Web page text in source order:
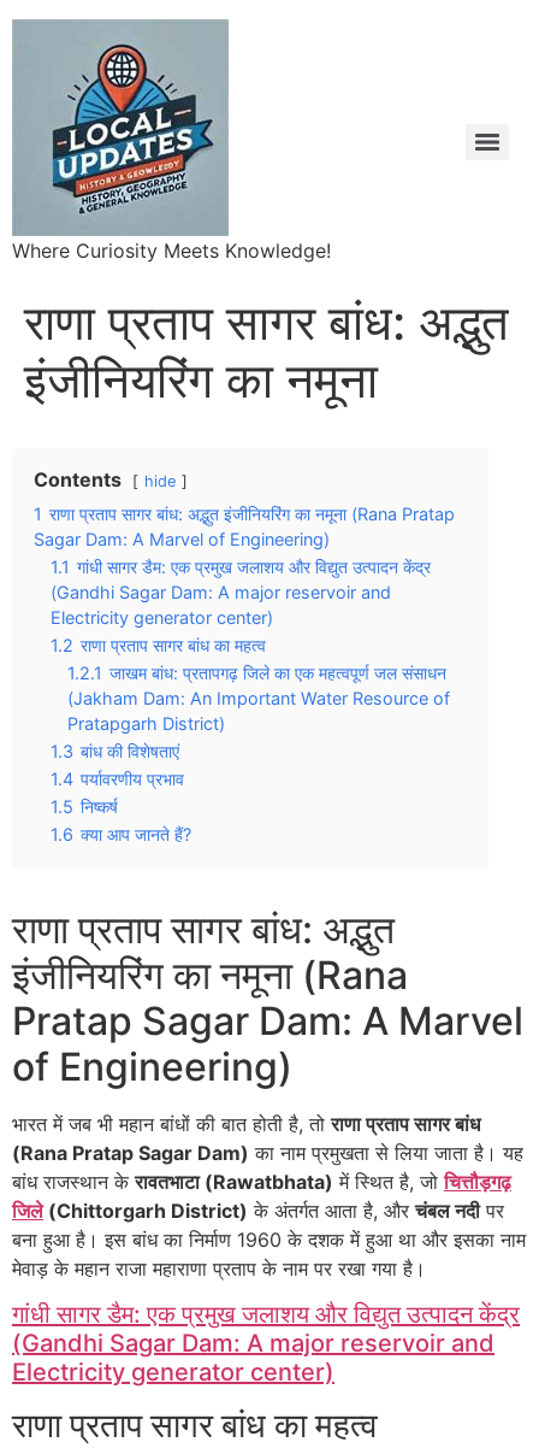
Where Curiosity Meets Knowledge!
राणा प्रताप सागर बांध: अद्भुत
इंजीनियरिंग का नमूना
Contents hide
1 राणा प्रताप सागर बांध: अद्भुत इंजीनियरिंग का नमूना (Rana Pratap
Sagar Dam: A Marvel of Engineering)
1.1 गांधी सागर डैम: एक प्रमुख जलाशय और विद्युत उत्पादन केंद्र
(Gandhi Sagar Dam: A major reservoir and
Electricity generator center)
1.2 राणा प्रताप सागर बांध का महत्व
1.2.1 जाखम बांध: प्रतापगढ़ जिले का एक महत्वपूर्ण जल संसाधन
(Jakham Dam: An Important Water Resource of
Pratapgarh District)
1.3 बांध की विशेषताएं
1.4 पर्यावरणीय प्रभाव
1.5 निष्कर्ष
1.6 क्या आप जानते हैं?
राणा प्रताप सागर बांध: अद्भुत
इंजीनियरिंग का नमूना (Rana
Pratap Sagar Dam: A Marvel
of Engineering)
भारत में जब भी महान बांधों की बात होती है, तोराणा प्रताप सागर बांध
(Rana Pratap Sagar Dam) का नाम प्रमुखता से लिया जाता है। यह
बांध राजस्थान केरावतभाटा (Rawatbhata) में स्थित है, जोचित्तौड़गढ़
जिले(Chittorgarh District) के अंतर्गत आता है, औरचंबल नदीपर
बना हुआ है। इस बांध का निर्माण 1960 के दशक में हुआ था और इसका नाम
मेवाड़ के महान राजा महाराणा प्रताप के नाम पर रखा गया है।
गांधी सागर डैम: एक प्रमुख जलाशय और विद्युत उत्पादन केंद्र
(Gandhi Sagar Dam: A major reservoir and
Electricity generator center)
राणा प्रताप सागर बांध का महत्व